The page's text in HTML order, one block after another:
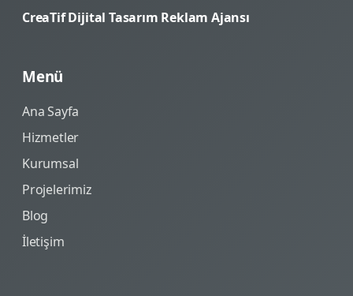
CreaTif Dijital Tasarım Reklam Ajansı
Menü
Ana Sayfa
Hizmetler
Kurumsal
Projelerimiz
Blog
İletişim